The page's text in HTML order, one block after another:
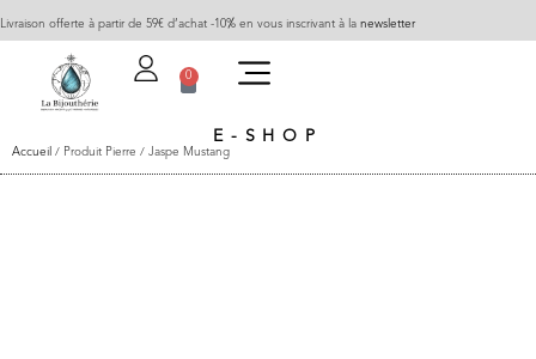
Livraison offerte à partir de 59€ d’achat -10% en vous inscrivant à la newsletter
0
E-SHOP
Accueil / Produit Pierre / Jaspe Mustang